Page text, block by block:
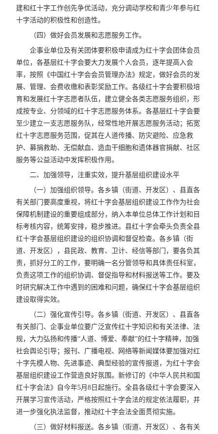
建和红十字工作创先争优活动，充分调动学校和青少年参与红
十字活动的积极性和创造性。
（四）做好会员发展和志愿服务工作。
企事业单位及有关团体要积极申请成为红十字会团体会员
单位，各基层红十字会要大力发展个人会员，逐年提高入会
率，按照《中国红十字会会员管理办法》规定，做好会员的发
展、管理、会费收缴和表彰奖励工作。各级红十字会要积极培
育和发展红十字志愿者队伍，建立健全各类志愿服务组织，形
成按专业、分领域的红十字志愿服务体系。各基层红十字会要
至少建立一支志愿服务队，经常性地开展志愿服务活动；拓宽
红十字志愿服务范围，促其在人道传播、防灾避险、应急救
护、募捐救助、无偿献血、造血干细胞和遗体器官捐献、社区
服务等公益活动中发挥积极作用。
二、加强领导，注重实效，提升基层组织建设水平
（一）加强组织领导。各乡镇（街道、开发区）、县直各
有关部门要高度重视，将红十字会基层组织建设工作作为社会
保障机制建设的重要组成部分，纳入本单位总体工作计划和目
标考核内容，统筹安排，稳步推进。县红十字会牵头负责全县
红十字会基层组织建设的组织协调和督促检查。各乡镇（街
道、开发区），县民政、教育、卫计、经信等部门，要各负其
责，抓好分工的工作，要明确一名分管领导和具体责任科室，
负责这项工作的组织协调、督促指导和材料报送等工作。要及
时研究解决工作中遇到的困难和问题，确保红十字会基层组织
建设取得实效。
（二）强化宣传引导。各乡镇（街道、开发区）、县直各
有关部门、企事业单位要广泛宣传红十字知识和有关法律、法
规，大力弘扬和传播“人道、博爱、奉献”的红十字精神，加强
社会舆论引导；报刊、广播电视、网络等新闻媒体要加强对红
十字先模人物、先进事迹、典型经验的宣传报道，为红十字会
基层组织建设工作营造良好氛围。新修订的《中华人民共和国
红十字会法》自今年5月8日起施行。全县各级红十字会要深入
开展学习宣传活动，严格按照红十字会法的规定依法履职，并
进一步强化执法监督，推动红十字会法全面贯彻实施。
（三）做好材料报送。各乡镇（街道、开发区）、各有关